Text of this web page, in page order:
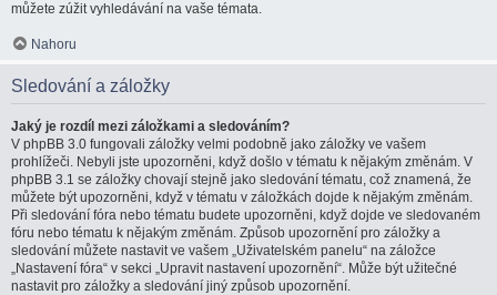
můžete zúžit vyhledávání na vaše témata.
Nahoru
Sledování a záložky
Jaký je rozdíl mezi záložkami a sledováním?
V phpBB 3.0 fungovali záložky velmi podobně jako záložky ve vašem
prohlížeči. Nebyli jste upozorněni, když došlo v tématu k nějakým změnám. V
phpBB 3.1 se záložky chovají stejně jako sledování tématu, což znamená, že
můžete být upozorněni, když v tématu v záložkách dojde k nějakým změnám.
Při sledování fóra nebo tématu budete upozorněni, když dojde ve sledovaném
fóru nebo tématu k nějakým změnám. Způsob upozornění pro záložky a
sledování můžete nastavit ve vašem „Uživatelském panelu“ na záložce
„Nastavení fóra“ v sekci „Upravit nastavení upozornění“. Může být užitečné
nastavit pro záložky a sledování jiný způsob upozornění.